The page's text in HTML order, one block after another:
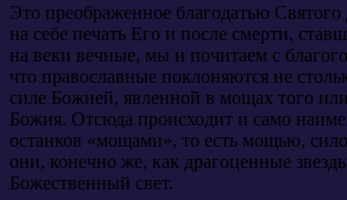
Это преображенное благодатью
на себе печать Его и после смерти,
на веки вечные, мы и почитаем с
что православные поклоняются не
силе Божией, явленной в мощах того
Божия. Отсюда происходит и само
останков «мощами», то есть мощью,
они, конечно же, как драгоценные
Божественный свет.